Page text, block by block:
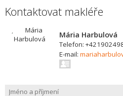
Kontaktovat makléře
Mária Harbulová
Telefon:
E-mail: